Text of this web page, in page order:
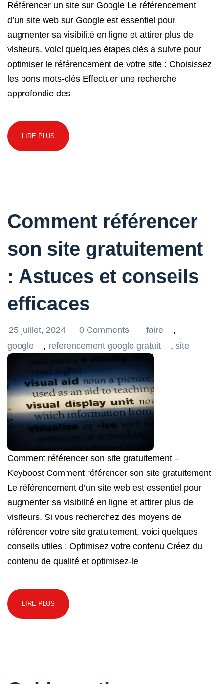
Référencer un site sur Google Le référencement
d’un site web sur Google est essentiel pour
augmenter sa visibilité en ligne et attirer plus de
visiteurs. Voici quelques étapes clés à suivre pour
optimiser le référencement de votre site : Choisissez
les bons mots-clés Effectuer une recherche
approfondie des
LIRE PLUS
Comment référencer
son site gratuitement
: Astuces et conseils
efficaces
25 juillet, 2024 0 Comments faire
,
google
, referencement google gratuit , site
Comment référencer son site gratuitement –
Keyboost Comment référencer son site gratuitement
Le référencement d’un site web est essentiel pour
augmenter sa visibilité en ligne et attirer plus de
visiteurs. Si vous recherchez des moyens de
référencer votre site gratuitement, voici quelques
conseils utiles : Optimisez votre contenu Créez du
contenu de qualité et optimisez-le
LIRE PLUS